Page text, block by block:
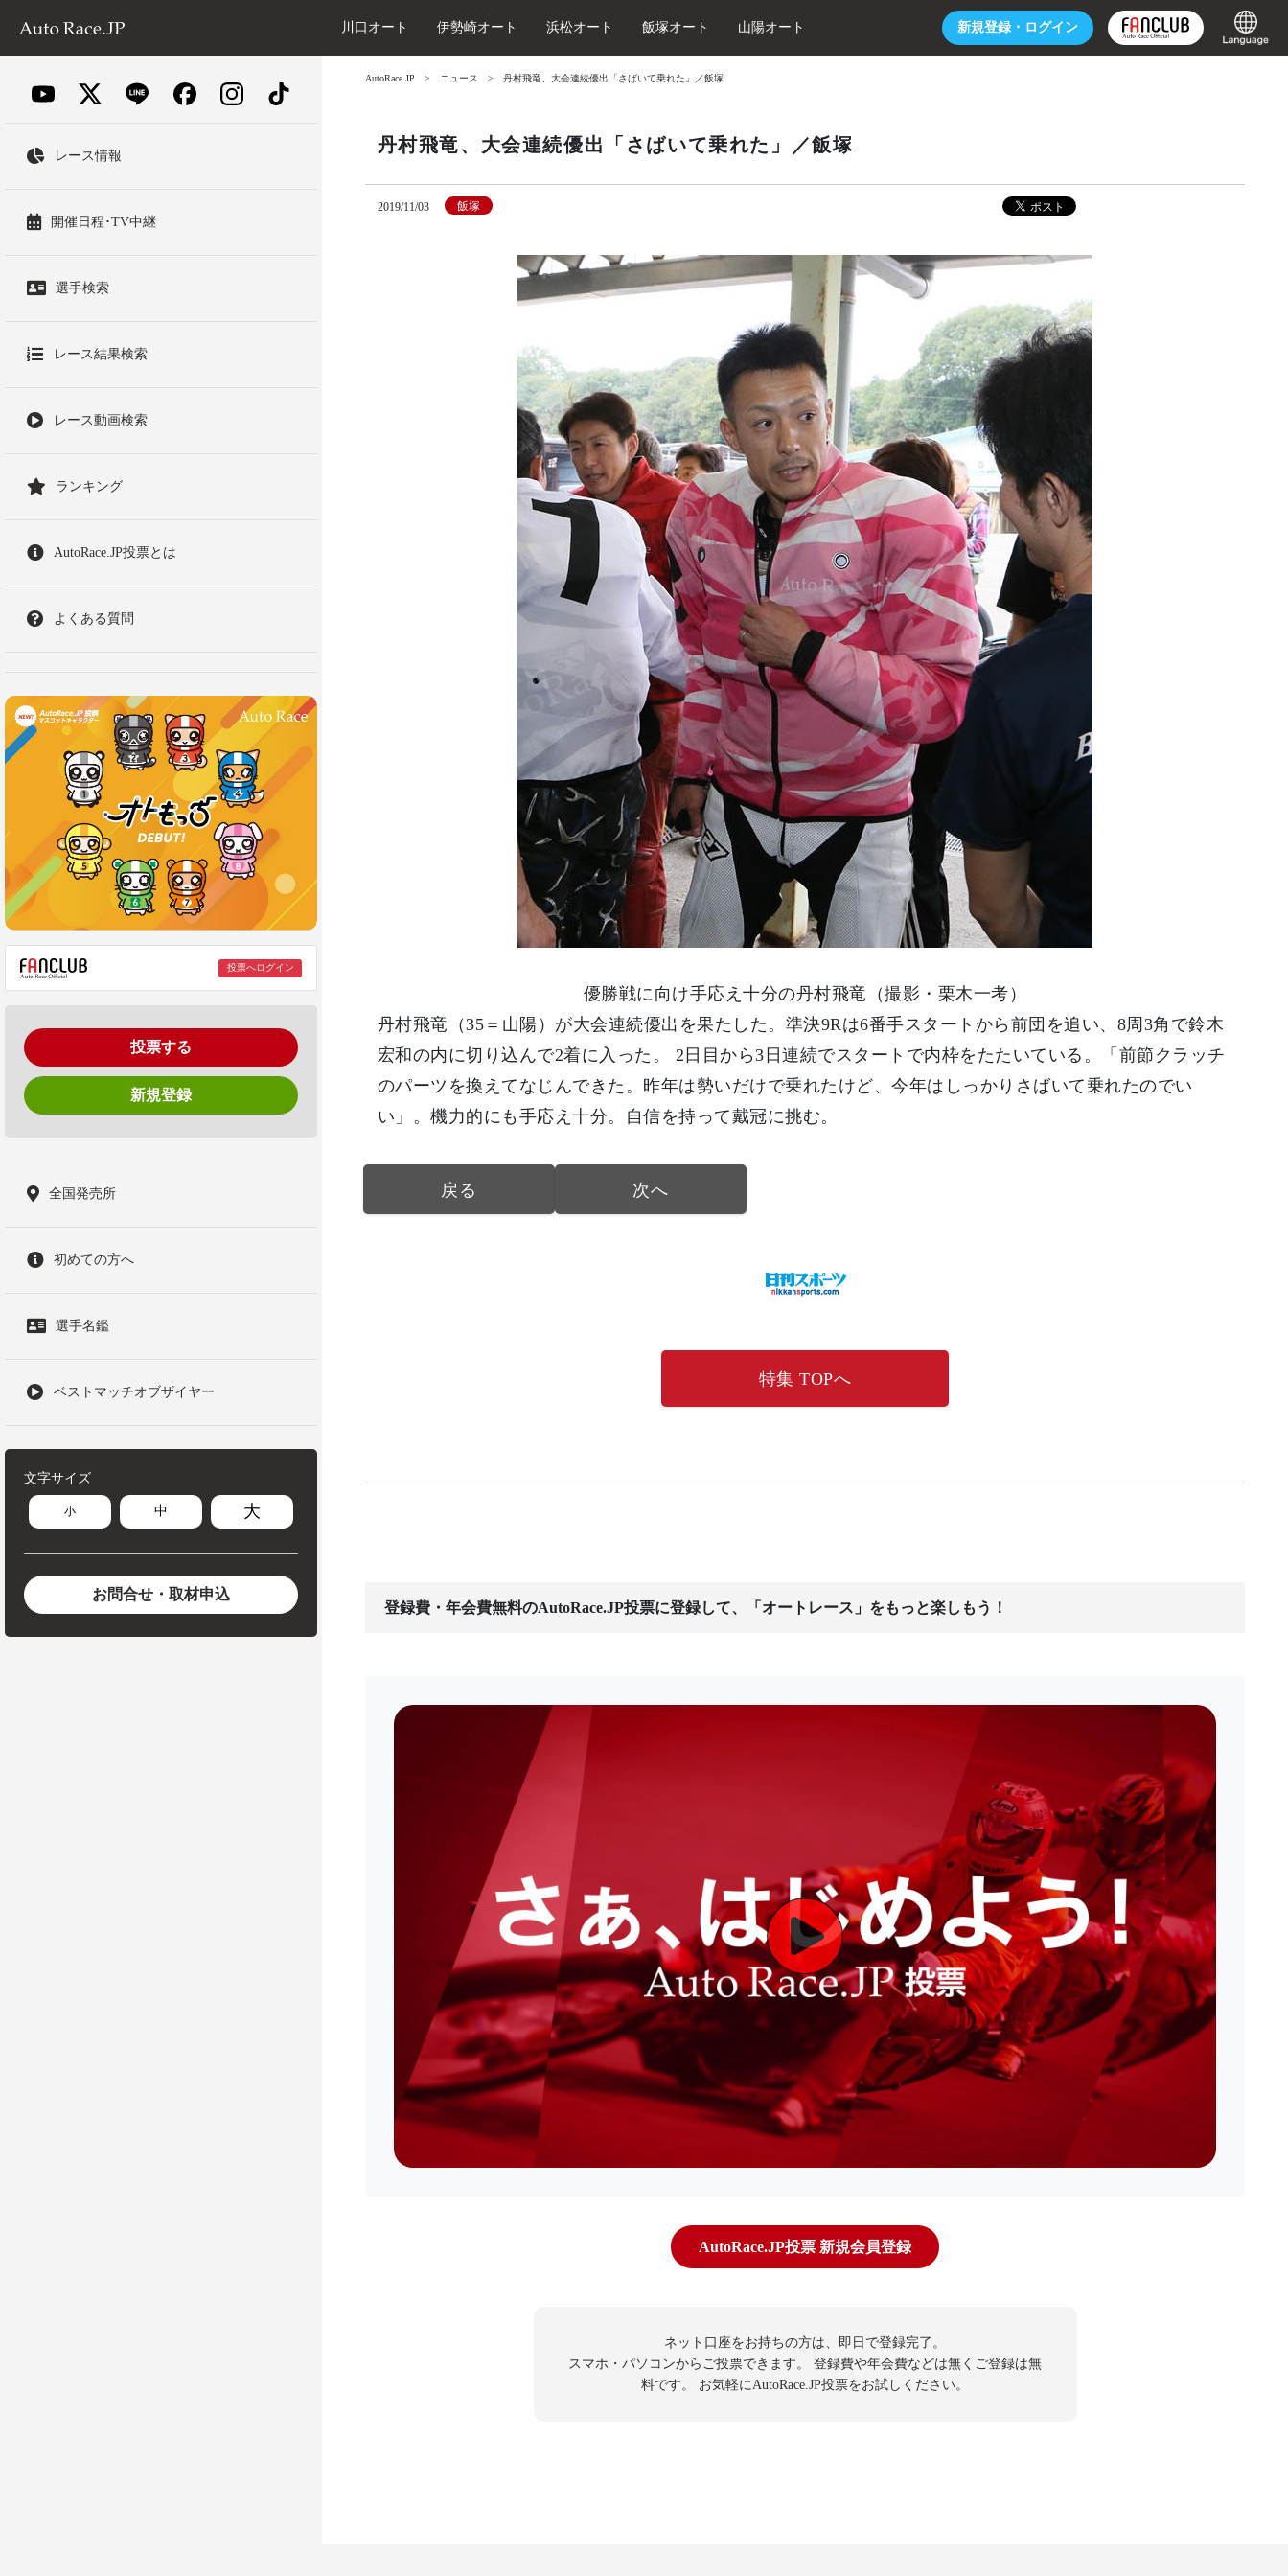
新規登録・ ログイン
川口オート 伊勢崎オート 浜松オート 飯塚オート 山陽オート
レース情報
開催日程･TV中継
選手検索
レース結果検索
レース動画検索
ランキング
AutoRace.JP投票とは
よくある質問
投票へログイン
投票する
新規登録
全国発売所
初めての方へ
選手名鑑
ベストマッチオブザイヤー
文字サイズ
小 中 大
お問合せ・取材申込
AutoRace.JP ニュース 丹村飛竜、大会連続優出「さばいて乗れた」／飯塚
丹村飛竜、大会連続優出「さばいて乗れた」／飯塚
2019/11/03 飯塚
優勝戦に向け手応え十分の丹村飛竜（撮影・栗木一考）
丹村飛竜（35＝山陽）が大会連続優出を果たした。準決9Rは6番手スタートから前団を追い、8周3角で鈴木
宏和の内に切り込んで2着に入った。 2日目から3日連続でスタートで内枠をたたいている。「前節クラッチ
のパーツを換えてなじんできた。昨年は勢いだけで乗れたけど、今年はしっかりさばいて乗れたのでい
い」。機力的にも手応え十分。自信を持って戴冠に挑む。
戻る 次へ
特集 TOPへ
登録費・年会費無料のAutoRace.JP投票に登録して、「オートレース」をもっと楽しもう！
AutoRace.JP投票 新規会員登録
ネット口座をお持ちの方は、即日で登録完了。
スマホ・パソコンからご投票できます。
登録費や年会費などは無くご登録は無
料です。
お気軽にAutoRace.JP投票をお試しください。